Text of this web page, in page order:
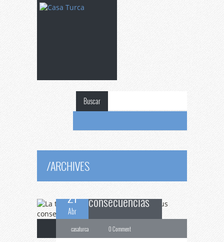
Buscar
/ARCHIVES
21
Abr
Latransición en
Oriente Medio y sus
consecuencias
casaturca 0 Comment